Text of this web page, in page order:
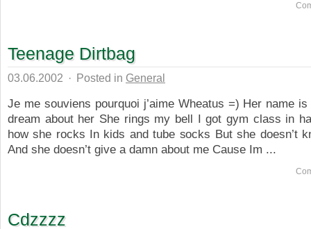
Teenage Dirtbag
03.06.2002 · Posted in General
Je me souviens pourquoi j’aime Wheatus =) Her name
dream about her She rings my bell I got gym class in
how she rocks In kids and tube socks But she doesn’t
And she doesn’t give a damn about me Cause Im ...
Cdzzzz